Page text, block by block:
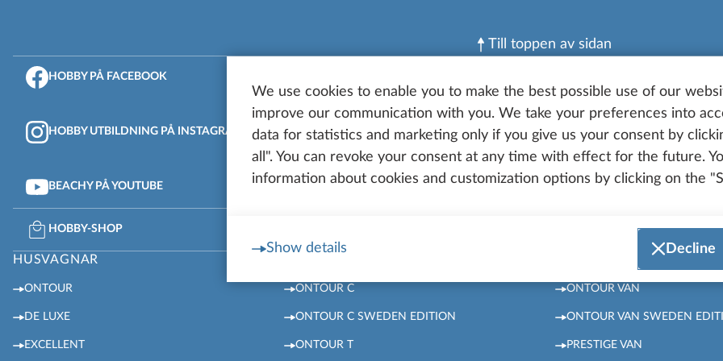
We use cookies to enable you to make the best possible use of our
improve our communication with you. We take your preferences into
data for statistics and marketing only if you give us your consent by
all". You can revoke your consent at any time with effect for the future.
information about cookies and customization options by clicking on the
Show details Decline
Till toppen av sidan
HOBBY PÅ FACEBOOK
HOBBY UTBILDNING PÅ INSTAGRAM BEACHY PÅ INSTAGRAM HOBBY PÅ YOUTUBE
BEACHY PÅ YOUTUBE HOBBY PÅ LINKEDIN HOBBY PÅ TIKTOK
HOBBY-SHOP HOBBY PARTNER
HUSVAGNAR
ONTOUR
DE LUXE
EXCELLENT
ONTOUR C
ONTOUR C SWEDEN EDITION
ONTOUR T
ONTOUR VAN
ONTOUR VAN SWEDEN
PRESTIGE VAN